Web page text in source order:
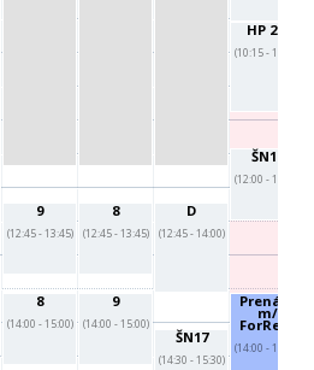
9
(12:45 - 13:45)
8
(14:00 - 15:00)
8
(12:45 - 13:45)
9
(14:00 - 15:00)
D
(12:45 - 14:00)
ŠN17
(14:30 - 15:30)
HP 2-3
(10:15 - 11:30)
ŠN17
(12:00 - 13:00)
Prenájo
m/
ForRent
(14:00 - 17:00)